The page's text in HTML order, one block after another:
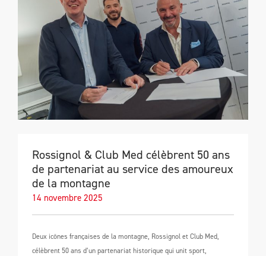
Rossignol & Club Med célèbrent 50 ans
de partenariat au service des amoureux
de la montagne
14 novembre 2025
Deux icônes françaises de la montagne, Rossignol et Club Med,
célèbrent 50 ans d’un partenariat historique qui unit sport,